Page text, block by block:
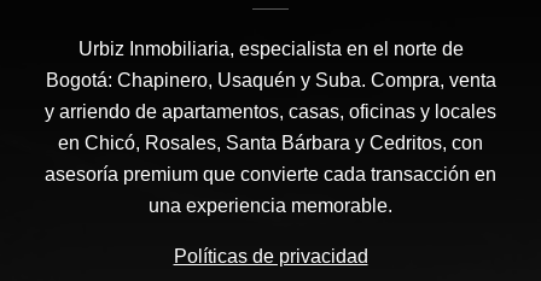
Urbiz Inmobiliaria, especialista en el norte de
Bogotá: Chapinero, Usaquén y Suba. Compra, venta
y arriendo de apartamentos, casas, oficinas y locales
en Chicó, Rosales, Santa Bárbara y Cedritos, con
asesoría premium que convierte cada transacción en
una experiencia memorable.
Políticas de privacidad